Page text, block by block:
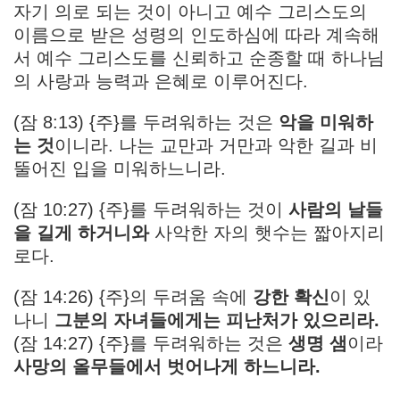
자기 의로 되는 것이 아니고 예수 그리스도의
이름으로 받은 성령의 인도하심에 따라 계속해
서 예수 그리스도를 신뢰하고 순종할 때 하나님
의 사랑과 능력과 은혜로 이루어진다.
(잠 8:13) {주}를 두려워하는 것은 악을 미워하
는 것이니라. 나는 교만과 거만과 악한 길과 비
뚤어진 입을 미워하느니라.
(잠 10:27) {주}를 두려워하는 것이 사람의 날들
을 길게 하거니와사악한 자의 햇수는 짧아지리
로다.
(잠 14:26) {주}의 두려움 속에 강한 확신이 있
나니 그분의 자녀들에게는 피난처가 있으리라.
(잠 14:27) {주}를 두려워하는 것은 생명 샘이라
사망의 올무들에서 벗어나게 하느니라.